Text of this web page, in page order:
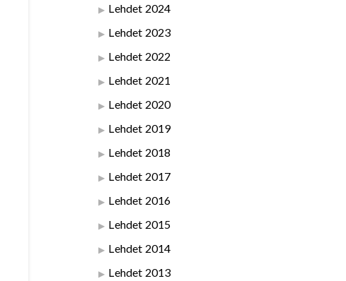
Lehdet 2024
Lehdet 2023
Lehdet 2022
Lehdet 2021
Lehdet 2020
Lehdet 2019
Lehdet 2018
Lehdet 2017
Lehdet 2016
Lehdet 2015
Lehdet 2014
Lehdet 2013